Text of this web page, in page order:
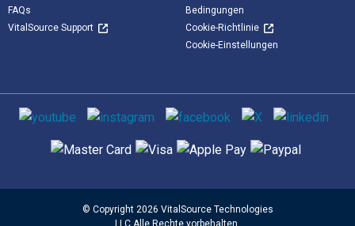
FAQs
VitalSource Support
Bedingungen
Cookie-Richtlinie
Cookie-Einstellungen
Sozialen Medien
Unterstützte Zahlungsmethoden
© Copyright 2026 VitalSource Technologies
LLC Alle Rechte vorbehalten.